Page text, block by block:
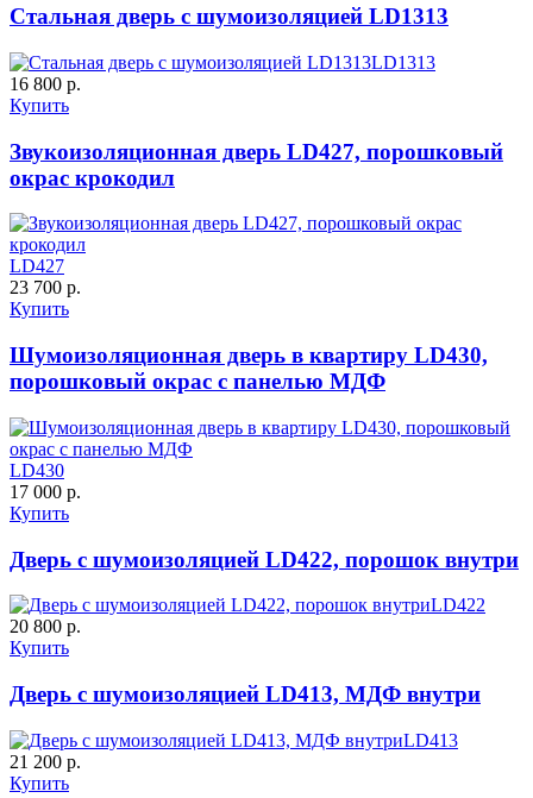
ДУБ БЕЛЁНЫЙ ДЗП
К-10 60
К-11 СС
C61
C63 C64
Стальная дверь с шумоизоляцией LD1313
LD1313
16 800 р.
Купить
Звукоизоляционная дверь LD427, порошковый
окрас крокодил
LD427
23 700 р.
Купить
Шумоизоляционная дверь в квартиру LD430,
порошковый окрас с панелью МДФ
LD430
17 000 р.
Купить
Дверь с шумоизоляцией LD422, порошок внутри
LD422
20 800 р.
Купить
Дверь с шумоизоляцией LD413, МДФ внутри
LD413
21 200 р.
Купить